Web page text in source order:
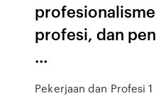
profesi, dan
…
Pekerjaan dan Profesi